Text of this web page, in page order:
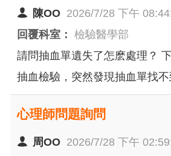
進行核磁共振嗎？
陳OO 2026/7/28 下午
回覆科室： 檢驗醫學部
請問抽血單遺失了怎麽處理？
抽血檢驗，突然發現抽血單找不
心理師問題詢問
周OO 2026/7/28 下午